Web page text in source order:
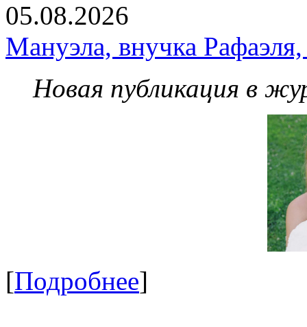
05.08.2026
Мануэла, внучка
Новая публикация в
[Подробнее]